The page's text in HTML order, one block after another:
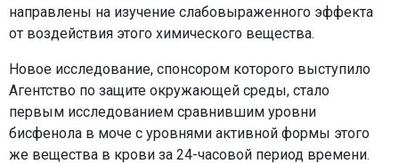
направлены на изучение слабовыраженного эффекта
от воздействия этого химического вещества.
Новое исследование, спонсором которого выступило
Агентство по защите окружающей среды, стало
первым исследованием сравнившим уровни
бисфенола в моче с уровнями активной формы этого
же вещества в крови за 24-часовой период времени.